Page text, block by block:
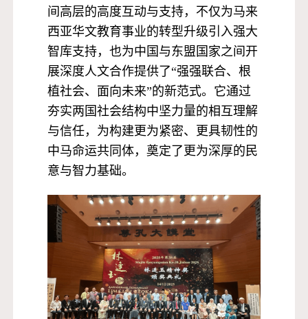
间高层的高度互动与支持，不仅为马来
西亚华文教育事业的转型升级引入强大
智库支持，也为中国与东盟国家之间开
展深度人文合作提供了“强强联合、根
植社会、面向未来”的新范式。它通过
夯实两国社会结构中坚力量的相互理解
与信任，为构建更为紧密、更具韧性的
中马命运共同体，奠定了更为深厚的民
意与智力基础。